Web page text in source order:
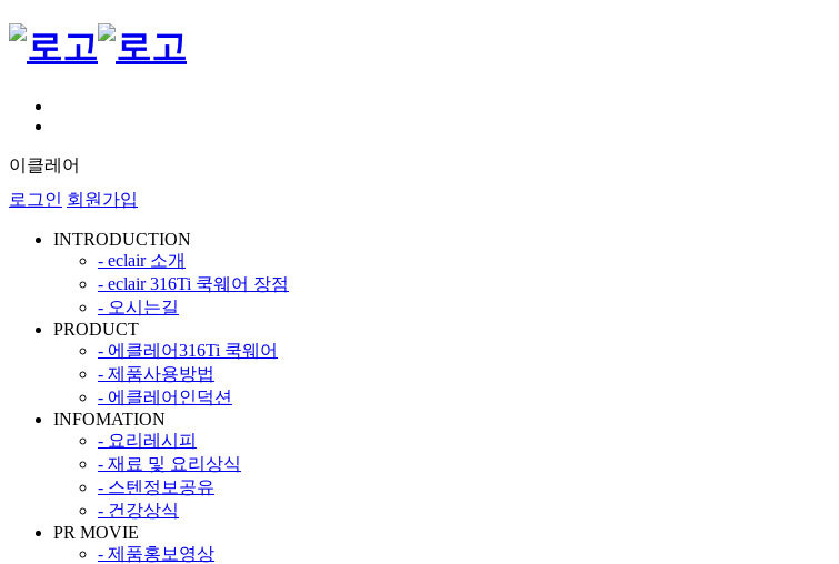
이클레어
로그인 회원가입
INTRODUCTION
- eclair 소개
- eclair 316Ti 쿡웨어 장점
- 오시는길
PRODUCT
- 에클레어316Ti 쿡웨어
- 제품사용방법
- 에클레어인덕션
INFOMATION
- 요리레시피
- 재료 및 요리상식
- 스텐정보공유
- 건강상식
PR MOVIE
- 제품홍보영상